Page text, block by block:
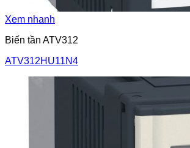
Xem nhanh
Biến tần ATV312
ATV312HU11N4